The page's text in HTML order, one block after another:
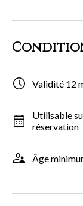
Validité 12
Utilisable
réservation
Âge